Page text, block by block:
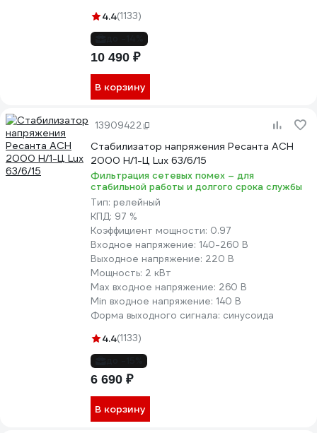
4.4(1133)
10 490 ₽
В корзину
13909422
Стабилизатор напряжения Ресанта АСН
2000 Н/1-Ц Lux 63/6/15
Фильтрация сетевых помех – для
стабильной работы и долгого срока службы
Тип: релейный
КПД: 97 %
Коэффициент мощности: 0.97
Входное напряжение: 140-260 В
Выходное напряжение: 220 В
Мощность: 2 кВт
Max входное напряжение: 260 В
Min входное напряжение: 140 В
Форма выходного сигнала: синусоида
4.4(1133)
6 690 ₽
В корзину